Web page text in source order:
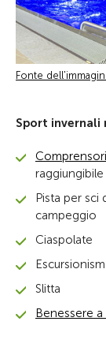
Fonte
Sport invernali
Pista per
campeggio
Ciaspolate
Slitta
Benessere